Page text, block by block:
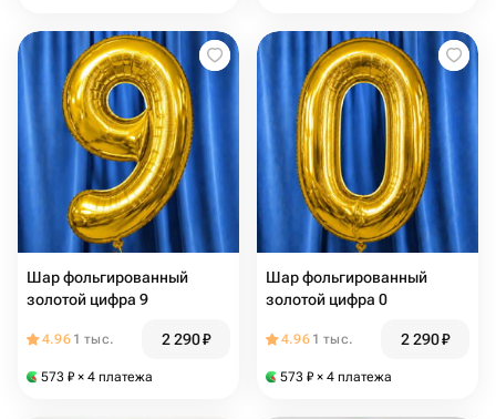
Шар фольгированный
золотой цифра 9
4.96 1 тыс. 2 290₽
573 ₽ × 4 платежа
Шар фольгированный
золотой цифра 0
4.96 1 тыс. 2 290₽
573 ₽ × 4 платежа